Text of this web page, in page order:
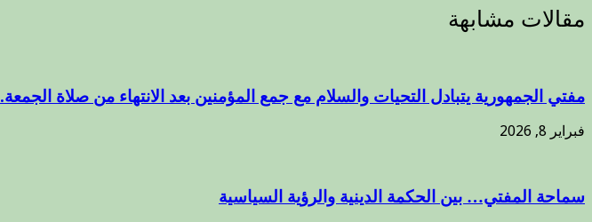
مقالات مشابهة
مفتي الجمهورية يتبادل التحيات والسلام مع جمع المؤمنين بعد الانتهاء من صلاة الجمعة.
فبراير 8, 2026
سماحة المفتي… بين الحكمة الدينية والرؤية السياسية